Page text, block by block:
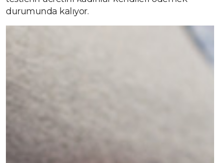
durumunda kalıyor.